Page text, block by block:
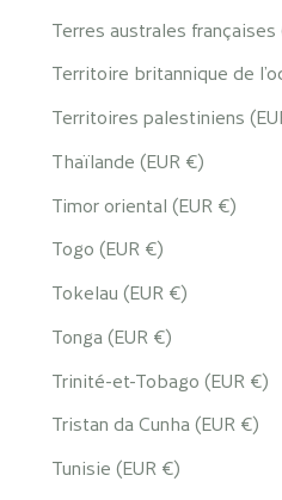
Terres australes françaises
Territoire britannique de
Territoires palestiniens
Thaïlande (EUR €)
Timor oriental (EUR €)
Togo (EUR €)
Tokelau (EUR €)
Tonga (EUR €)
Trinité-et-Tobago (EUR €)
Tristan da Cunha (EUR €)
Tunisie (EUR €)